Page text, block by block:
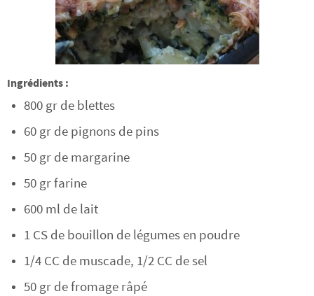
Ingrédients :
800 gr de blettes
60 gr de pignons de pins
50 gr de margarine
50 gr farine
600 ml de lait
1 CS de bouillon de légumes en poudre
1/4 CC de muscade, 1/2 CC de sel
50 gr de fromage râpé